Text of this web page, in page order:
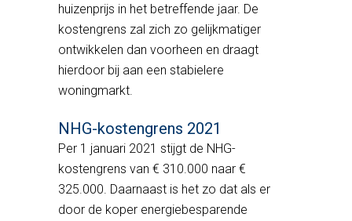
huizenprijs in het betreffende jaar. De
kostengrens zal zich zo gelijkmatiger
ontwikkelen dan voorheen en draagt
hierdoor bij aan een stabielere
woningmarkt.
NHG-kostengrens 2021
Per 1 januari 2021 stijgt de NHG-
kostengrens van € 310.000 naar €
325.000. Daarnaast is het zo dat als er
door de koper energiebesparende